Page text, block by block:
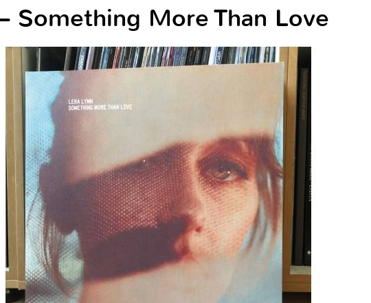
Something More Than Love